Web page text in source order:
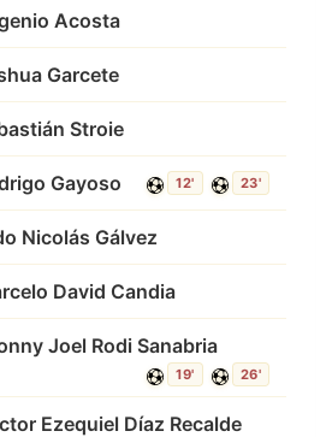
Acosta
Garcete
Stroie
Gayoso 12' 23'
Nicolás Gálvez
David Candia
Joel Rodi Sanabria
19' 26'
Ezequiel Díaz Recalde